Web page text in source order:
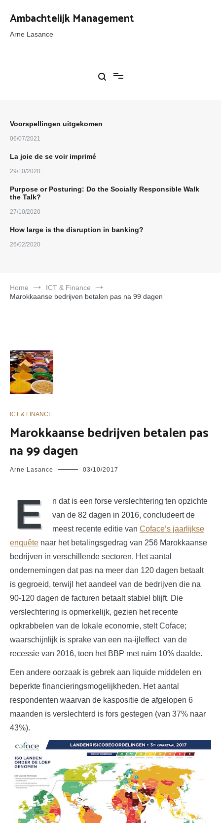
naar
inhoud
Ambachtelijk Management
Arne Lasance
Voorspellingen uitgekomen
06/07/2021
La joie de se voir imprimé
29/10/2020
Purpose or Posturing: Do the Socially Responsible Walk
the Talk?
27/10/2020
How large is the disruption in banking?
26/02/2020
Home
ICT & Finance
Marokkaanse bedrijven betalen pas na 99 dagen
ICT & FINANCE
Marokkaanse bedrijven betalen pas
na 99 dagen
Arne Lasance 03/10/2017
E
n dat is een forse verslechtering ten opzichte
van de 82 dagen in 2016, concludeert de
meest recente editie van Coface’s jaarlijkse
enquête naar het betalingsgedrag van 256 Marokkaanse
bedrijven in verschillende sectoren. Het aantal
ondernemingen dat pas na meer dan 120 dagen betaalt
is gegroeid, terwijl het aandeel van de bedrijven die na
90-120 dagen de facturen betaalt stabiel blijft. Die
verslechtering is opmerkelijk, gezien het recente
opkrabbelen van de lokale economie, stelt Coface;
waarschijnlijk is sprake van een na-ijleffect van de
recessie van 2016, toen het BBP met ruim 10% daalde.
Een andere oorzaak is gebrek aan liquide middelen en
beperkte financieringsmogelijkheden. Het aantal
respondenten waarvan de kaspositie de afgelopen 6
maanden is verslechterd is fors gestegen (van 37% naar
43%).